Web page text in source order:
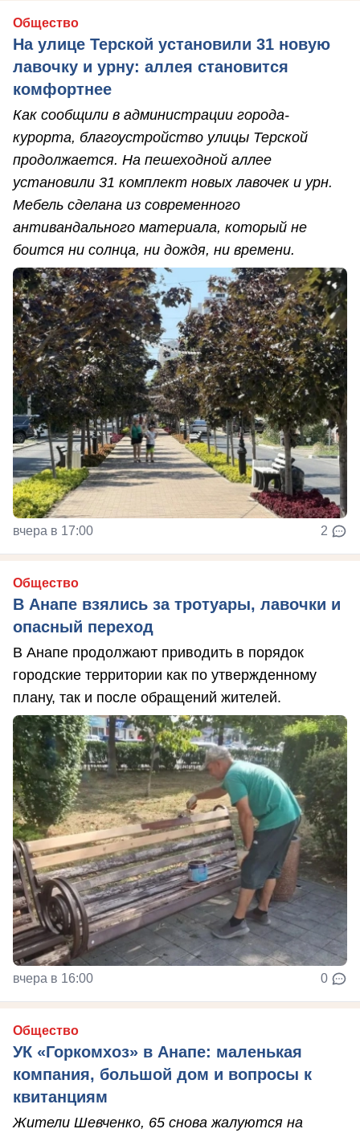
Общество
На улице Терской установили 31 новую
лавочку и урну: аллея становится
комфортнее
Как сообщили в администрации города-
курорта, благоустройство улицы Терской
продолжается. На пешеходной аллее
установили 31 комплект новых лавочек и урн.
Мебель сделана из современного
антивандального материала, который не
боится ни солнца, ни дождя, ни времени.
вчера в 17:00 2
Общество
В Анапе взялись за тротуары, лавочки и
опасный переход
В Анапе продолжают приводить в порядок
городские территории как по утвержденному
плану, так и после обращений жителей.
вчера в 16:00 0
Общество
УК «Горкомхоз» в Анапе: маленькая
компания, большой дом и вопросы к
квитанциям
Жители Шевченко, 65 снова жалуются на